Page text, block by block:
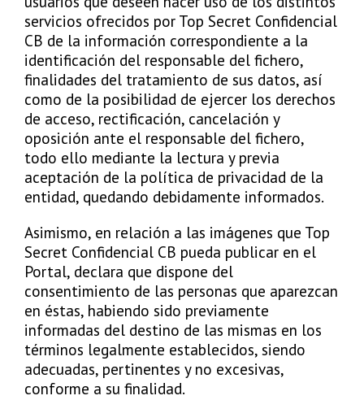
servicios ofrecidos por Top Secret Confidencial
CB de la información correspondiente a la
identificación del responsable del fichero,
finalidades del tratamiento de sus datos, así
como de la posibilidad de ejercer los derechos
de acceso, rectificación, cancelación y
oposición ante el responsable del fichero,
todo ello mediante la lectura y previa
aceptación de la política de privacidad de la
entidad, quedando debidamente informados.
Asimismo, en relación a las imágenes que Top
Secret Confidencial CB pueda publicar en el
Portal, declara que dispone del
consentimiento de las personas que aparezcan
en éstas, habiendo sido previamente
informadas del destino de las mismas en los
términos legalmente establecidos, siendo
adecuadas, pertinentes y no excesivas,
conforme a su finalidad.